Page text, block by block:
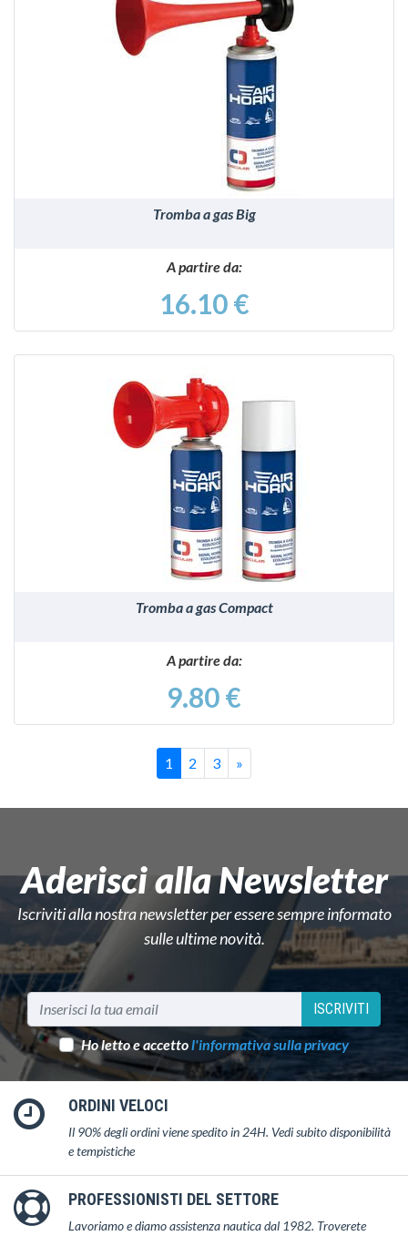
Tromba a gas Big
A partire da:
16.10 €
VEDI
Tromba a gas Compact
A partire da:
9.80 €
1 2 3 »
Aderisci alla Newsletter
Iscriviti alla nostra newsletter per essere sempre informato
sulle ultime novità.
ISCRIVITI
Ho letto e accettol'informativa sulla privacy
ORDINI VELOCI
Il 90% degli ordini viene spedito in 24H. Vedi subito disponibilità
e tempistiche
PROFESSIONISTI DEL SETTORE
Lavoriamo e diamo assistenza nautica dal 1982. Troverete